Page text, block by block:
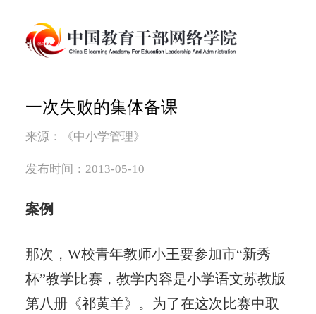
一次失败的集体备课
来源：《中小学管理》
发布时间：2013-05-10
案例
那次，W校青年教师小王要参加市“新秀
杯”教学比赛，教学内容是小学语文苏教版
第八册《祁黄羊》。为了在这次比赛中取